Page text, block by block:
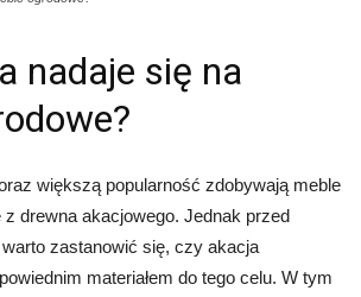
nadaje się na
większą popularność zdobywają meble
drewna akacjowego. Jednak przed
zastanowić się, czy akacja
materiałem do tego celu. W tym